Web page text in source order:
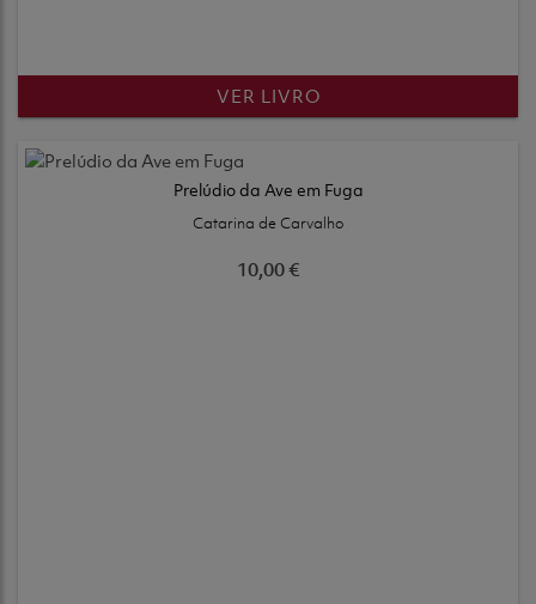
VER LIVRO
Prelúdio da Ave em Fuga
Catarina de Carvalho
10,00 €